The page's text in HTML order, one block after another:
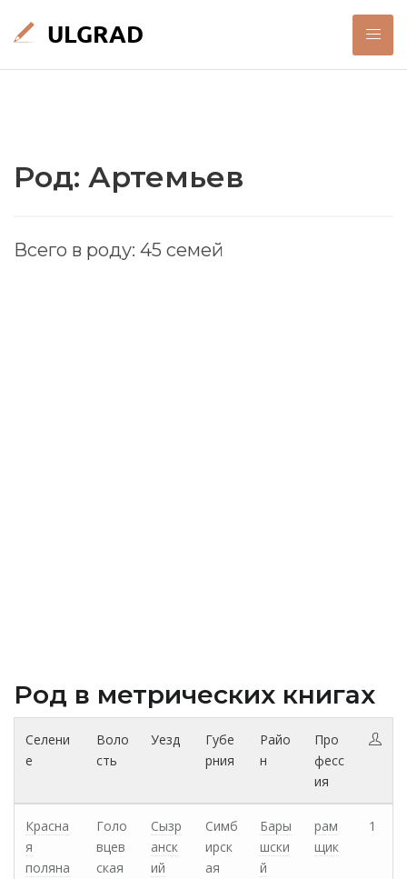
Род: Артемьев
Всего в роду: 45 семей
Род в метрических книгах
Селени
е
Воло
сть
Уезд
Губе
рния
Райо
н
Про
фесс
ия
Красна
я
поляна
Голо
вцев
ская
Сызр
анск
ий
Симб
ирск
ая
Бары
шски
й
рам
щик
1